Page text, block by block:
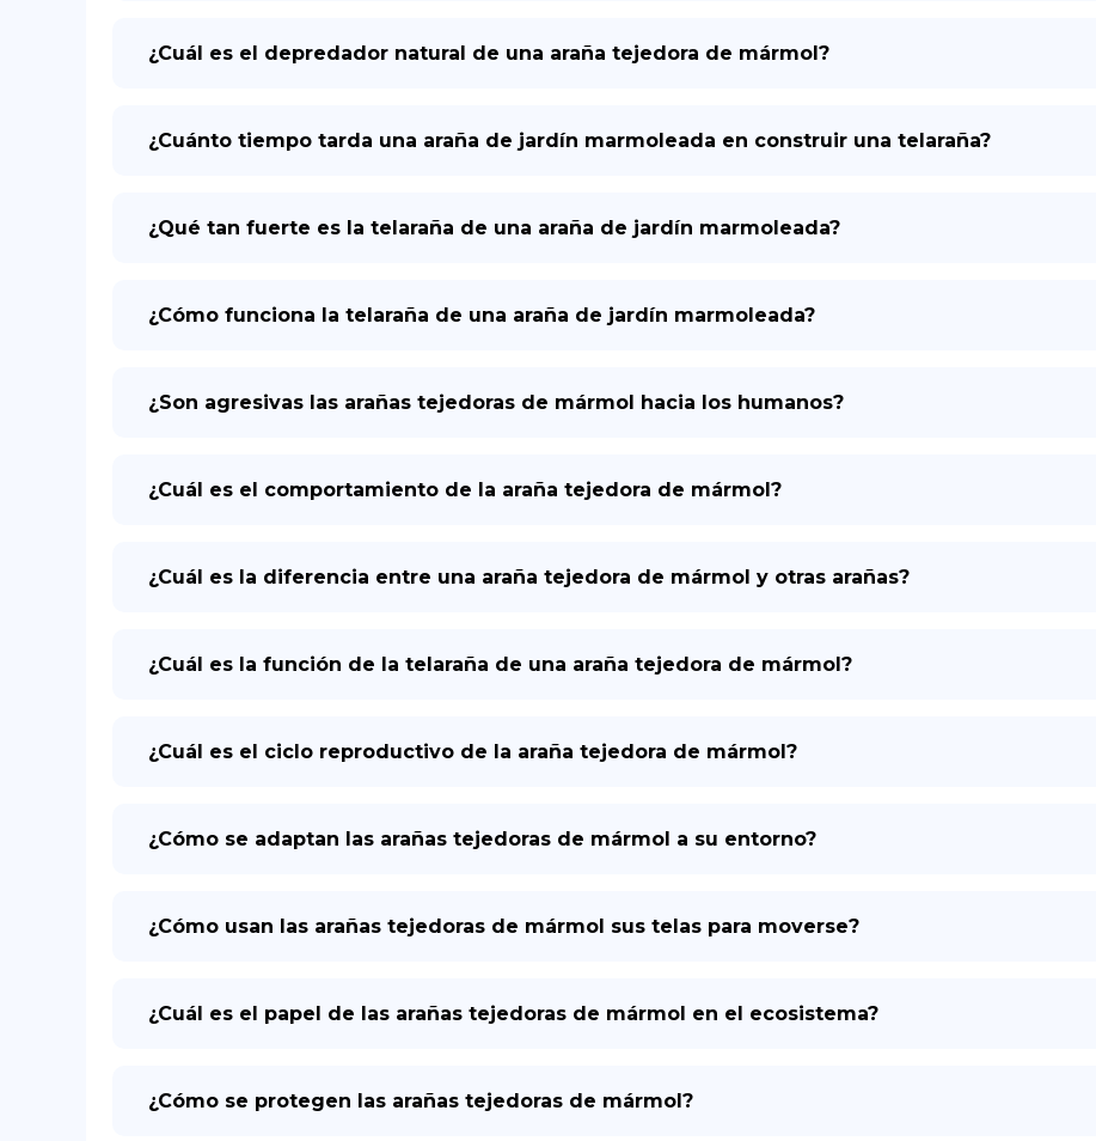
¿Cuál es el depredador natural de una araña tejedora de mármol?
¿Cuánto tiempo tarda una araña de jardín marmoleada en construir una telaraña?
¿Qué tan fuerte es la telaraña de una araña de jardín marmoleada?
¿Cómo funciona la telaraña de una araña de jardín marmoleada?
¿Son agresivas las arañas tejedoras de mármol hacia los humanos?
¿Cuál es el comportamiento de la araña tejedora de mármol?
¿Cuál es la diferencia entre una araña tejedora de mármol y otras arañas?
¿Cuál es la función de la telaraña de una araña tejedora de mármol?
¿Cuál es el ciclo reproductivo de la araña tejedora de mármol?
¿Cómo se adaptan las arañas tejedoras de mármol a su entorno?
¿Cómo usan las arañas tejedoras de mármol sus telas para moverse?
¿Cuál es el papel de las arañas tejedoras de mármol en el ecosistema?
¿Cómo se protegen las arañas tejedoras de mármol?